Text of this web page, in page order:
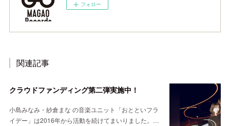
フォロー
関連記事
クラウドファンディング第二弾実施中！
小島みなみ・紗倉まな の音楽ユニット「おとといフラ
イデー」は2016年から活動を続けてまいりました。…